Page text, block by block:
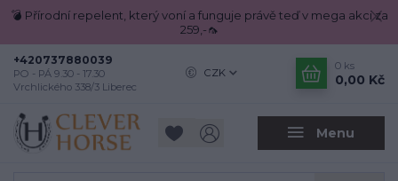
💣 Přírodní repelent, který voní a funguje právě teď v mega akci za
259,-🦟
Menu
CZK
+420737880039
PO - PÁ 9.30 - 17.30
Vrchlického 338/3 Liberec
0 ks
0,00 Kč